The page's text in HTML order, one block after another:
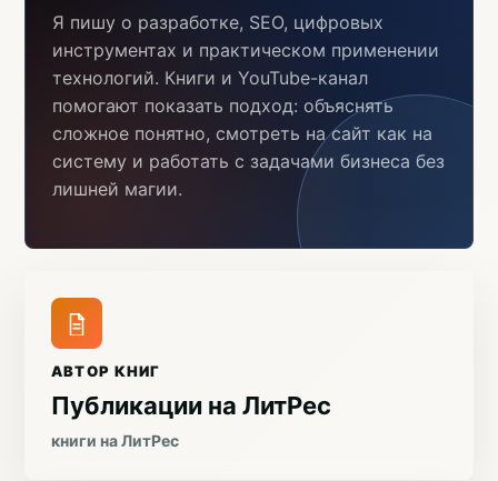
Я пишу о разработке, SEO, цифровых
инструментах и практическом применении
технологий. Книги и YouTube-канал
помогают показать подход: объяснять
сложное понятно, смотреть на сайт как на
систему и работать с задачами бизнеса без
лишней магии.
АВТОР КНИГ
Публикации на ЛитРес
книги на ЛитРес